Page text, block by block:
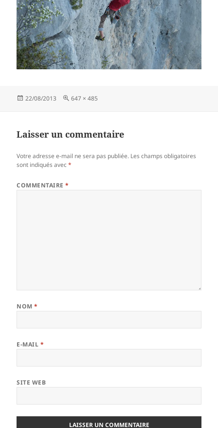
Publié
22/08/2013
Taille
647 × 485
Laisser un commentaire
Votre adresse e-mail ne sera pas publiée. Les champs obligatoires
sont indiqués avec*
COMMENTAIRE*
NOM*
E-MAIL *
SITE WEB